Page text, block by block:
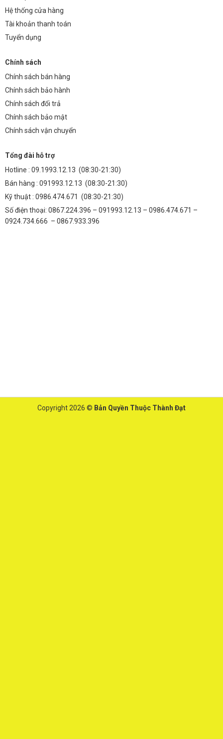
Hệ thống cửa hàng
Tài khoản thanh toán
Tuyển dụng
Chính sách
Chính sách bán hàng
Chính sách bảo hành
Chính sách đổi trả
Chính sách bảo mật
Chính sách vận chuyển
Tổng đài hỗ trợ
Hotline : 09.1993.12.13 (08:30-21:30)
Bán hàng : 091993.12.13 (08:30-21:30)
Kỹ thuật : 0986.474.671 (08:30-21:30)
Số điện thoại: 0867.224.396 – 091993.12.13 – 0986.474.671 –
0924.734.666 – 0867.933.396
Copyright 2026 © Bản Quyền Thuộc Thành Đạt